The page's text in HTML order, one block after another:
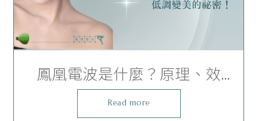
鳳凰電波是什麼？原理、效
果、探頭、費用與術後注意事
Read more